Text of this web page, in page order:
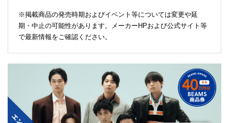
※掲載商品の発売時期およびイベント等については変更や延
期・中止の可能性があります。メーカーHPおよび公式サイト等
で最新情報をご確認ください。